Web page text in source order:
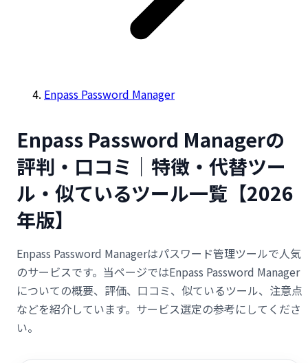
Enpass Password Manager
Enpass Password Managerの
評判・口コミ｜特徴・代替ツー
ル・似ているツール一覧【2026
年版】
Enpass Password Managerはパスワード管理ツールで人気
のサービスです。当ページではEnpass Password Manager
についての概要、評価、口コミ、似ているツール、注意点
などを紹介しています。サービス選定の参考にしてくださ
い。